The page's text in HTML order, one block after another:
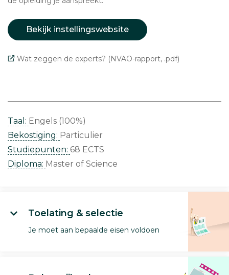
Bekijk instellingswebsite
Wat zeggen de experts? (NVAO-rapport, .pdf)
Taal: Engels (100%)
Bekostiging: Particulier
Studiepunten: 68 ECTS
Diploma: Master of Science
Toelating & selectie
Je moet aan bepaalde eisen voldoen